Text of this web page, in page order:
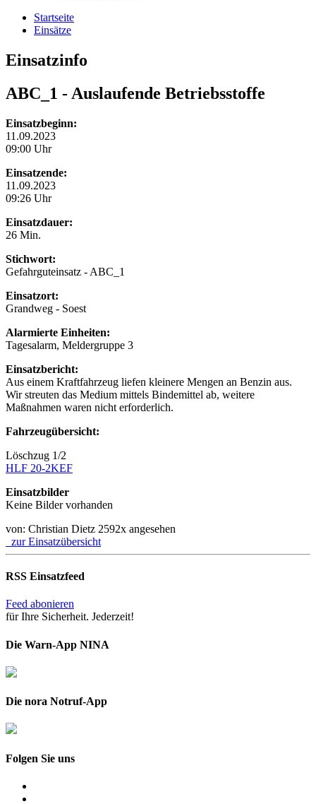
Startseite
Einsätze
Einsatzinfo
ABC_1 - Auslaufende Betriebsstoffe
Einsatzbeginn:
11.09.2023
09:00 Uhr
Einsatzende:
11.09.2023
09:26 Uhr
Einsatzdauer:
26 Min.
Stichwort:
Gefahrguteinsatz - ABC_1
Einsatzort:
Grandweg - Soest
Alarmierte Einheiten:
Tagesalarm, Meldergruppe 3
Einsatzbericht:
Aus einem Kraftfahrzeug liefen kleinere Mengen an Benzin aus.
Wir streuten das Medium mittels Bindemittel ab, weitere
Maßnahmen waren nicht erforderlich.
Fahrzeugübersicht:
Löschzug 1/2
HLF 20-2KEF
Einsatzbilder
Keine Bilder vorhanden
von: Christian Dietz 2592x angesehen
zur Einsatzübersicht
RSS Einsatzfeed
Feed abonieren
für Ihre Sicherheit. Jederzeit!
Die Warn-App NINA
Die nora Notruf-App
Folgen Sie uns